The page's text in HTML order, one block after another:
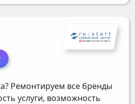
Ремонтируем все бренды
услуги, возможность